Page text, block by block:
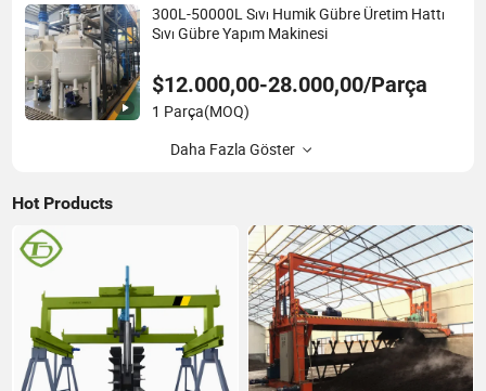
300L-50000L Sıvı Humik Gübre Üretim Hattı
Sıvı Gübre Yapım Makinesi
$12.000,00-28.000,00/Parça
1 Parça(MOQ)
Daha Fazla Göster
Hot Products